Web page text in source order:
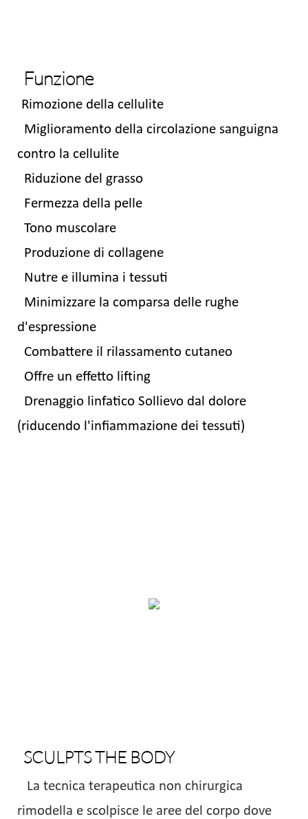
Funzione
Rimozione della cellulite
Miglioramento della circolazione sanguigna
contro la cellulite
Riduzione del grasso
Fermezza della pelle
Tono muscolare
Produzione di collagene
Nutre e illumina i tessuti
Minimizzare la comparsa delle rughe
d'espressione
Combattere il rilassamento cutaneo
Offre un effetto lifting
Drenaggio linfatico Sollievo dal dolore
(riducendo l'infiammazione dei tessuti)
SCULPTS THE BODY
La tecnica terapeutica non chirurgica
rimodella e scolpisce le aree del corpo dove